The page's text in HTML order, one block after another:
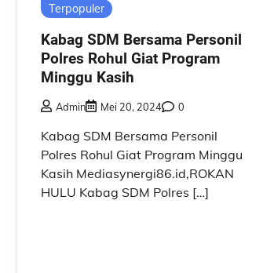
Terpopuler
Kabag SDM Bersama Personil
Polres Rohul Giat Program
Minggu Kasih
Admin Mei 20, 2024 0
Kabag SDM Bersama Personil
Polres Rohul Giat Program Minggu
Kasih Mediasynergi86.id,ROKAN
HULU Kabag SDM Polres […]